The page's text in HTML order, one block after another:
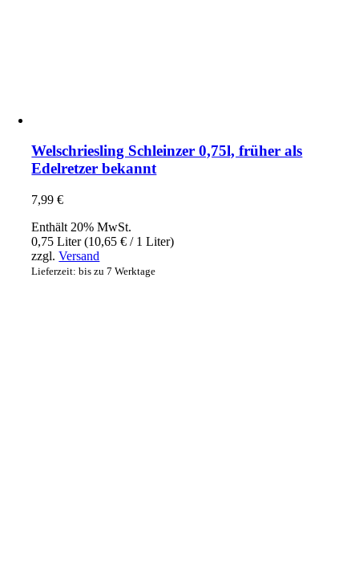
Welschriesling Schleinzer 0,75l, früher als
Edelretzer bekannt
7,99€
Enthält 20% MwSt.
0,75 Liter (10,65€ / 1 Liter)
zzgl.Versand
Lieferzeit: bis zu 7 Werktage